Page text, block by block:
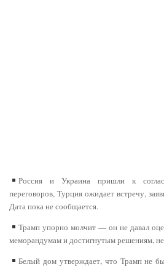
Россия и Украина пришли к
переговоров, Турция ожидает встречу,
Дата пока не сообщается.
Трамп упорно молчит — он не давал
меморандумам и достигнутым решениям, не
Белый дом утверждает, что Трамп не